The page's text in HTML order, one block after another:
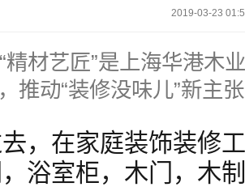
2019-03-23
“精材艺匠”是上海华港木
推动“装修没味儿”新主
，在家庭装饰装修
浴室柜，木门，木